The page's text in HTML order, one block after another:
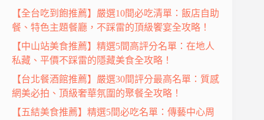
【全台吃到飽推薦】嚴選10間必吃清單：飯店自助
餐、特色主題餐廳，不踩雷的頂級饗宴全攻略！
【中山站美食推薦】精選5間高評分名單：在地人
私藏、平價不踩雷的隱藏美食全攻略！
【台北餐酒館推薦】嚴選30間評分最高名單：質感
網美必拍、頂級奢華氛圍的聚餐全攻略！
【五結美食推薦】精選5間必吃名單：傳藝中心周